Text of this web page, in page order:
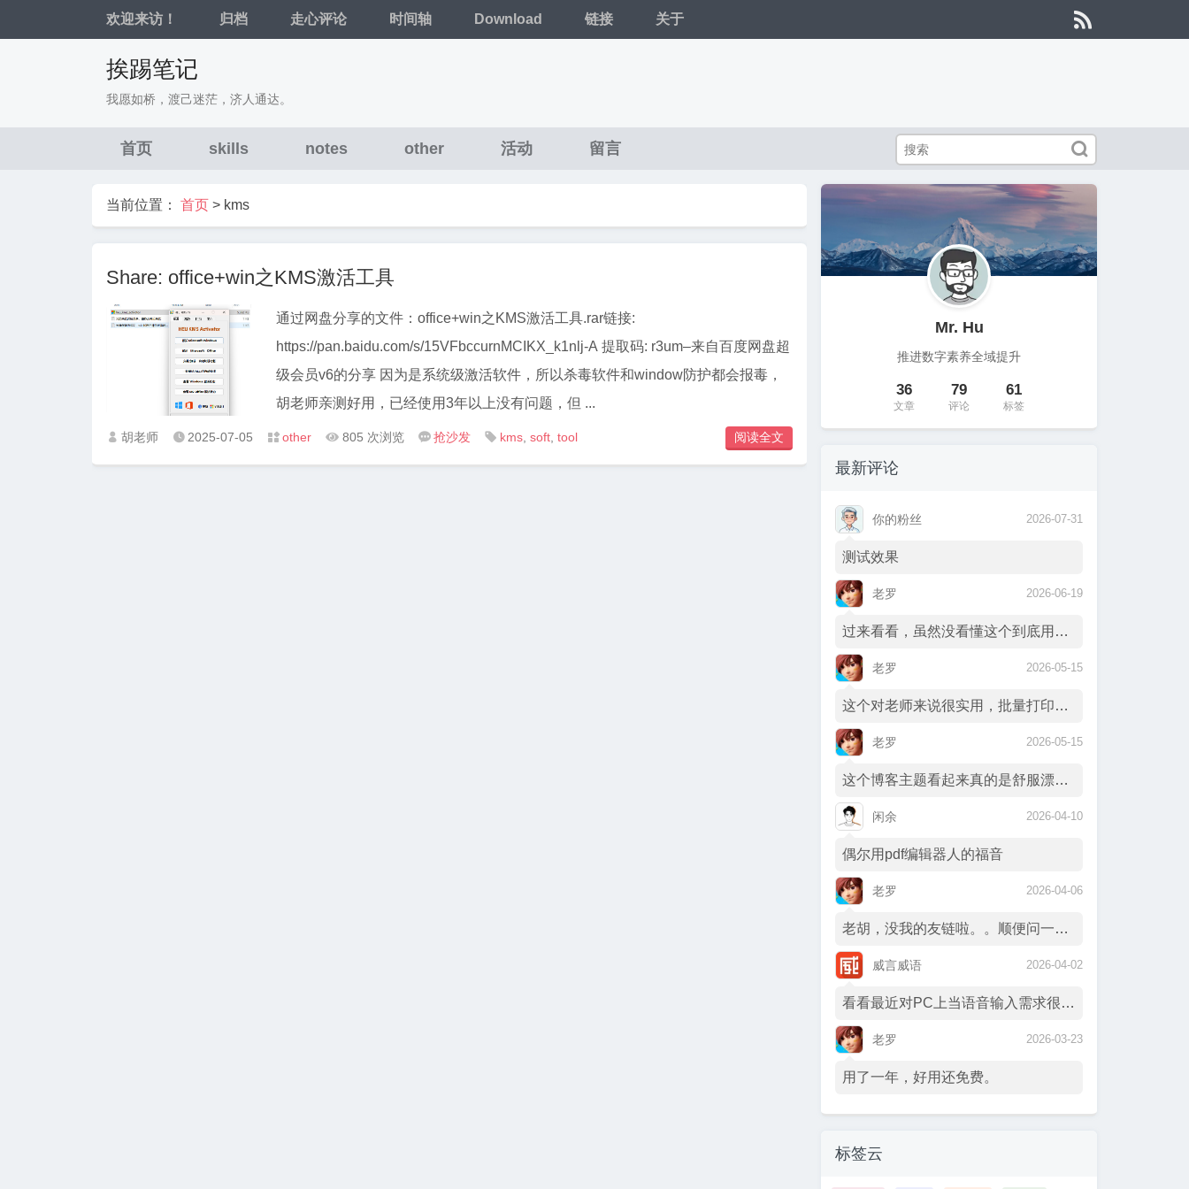
欢迎来访！ 归档 走心评论 时间轴 Download 链接 关于 
挨踢笔记
我愿如桥，渡己迷茫，济人通达。
首页 skills notes other 活动 留言 
当前位置： 首页 > kms
Share: office+win之KMS激活工具
通过网盘分享的文件：office+win之KMS激活工具.rar链接:
https://pan.baidu.com/s/15VFbccurnMCIKX_k1nlj-A 提取码: r3um–来自百度网盘超
级会员v6的分享 因为是系统级激活软件，所以杀毒软件和window防护都会报毒，
胡老师亲测好用，已经使用3年以上没有问题，但 ...
 胡老师  2025-07-05  other  805 次浏览  抢沙发  kms soft tool 阅读全文
Mr. Hu
推进数字素养全域提升
36
文章
79
评论
61
标签
最新评论
2026-07-31
你的粉丝
测试效果
2026-06-19
老罗
过来看看，虽然没看懂这个到底用在什么地方…
2026-05-15
老罗
这个对老师来说很实用，批量打印录取通知书…
2026-05-15
老罗
这个博客主题看起来真的是舒服漂亮啊，很想…
2026-04-10
闲余
偶尔用pdf编辑器人的福音
2026-04-06
老罗
老胡，没我的友链啦。。顺便问一下你的订阅…
2026-04-02
威言威语
看看最近对PC上当语音输入需求很强哈 :…
2026-03-23
老罗
用了一年，好用还免费。
标签云